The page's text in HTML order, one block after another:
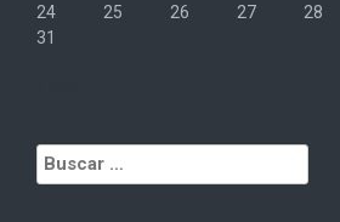
24
25 26 27 28
31
Buscar: